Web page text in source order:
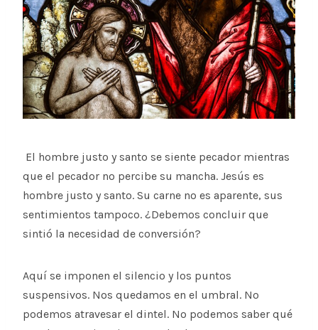
El hombre justo y santo se siente pecador mientras
que el pecador no percibe su mancha. Jesús es
hombre justo y santo. Su carne no es aparente, sus
sentimientos tampoco. ¿Debemos concluir que
sintió la necesidad de conversión?
Aquí se imponen el silencio y los puntos
suspensivos. Nos quedamos en el umbral. No
podemos atravesar el dintel. No podemos saber qué